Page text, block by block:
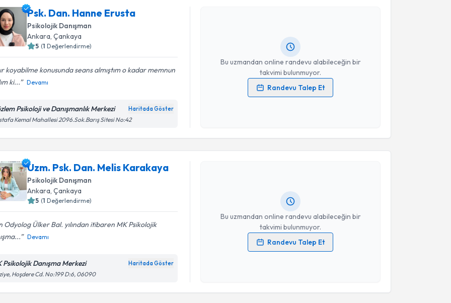
Psk. Dan. Hanne Erusta
Psikolojik Danışman
Ankara , Çankaya
5 (1 Değerlendirme)
koyabilme konusunda seans almıştım o kadar memnun
ki...
Devamı
Psikoloji ve Danışmanlık Merkezi Haritada Göster
Kemal Mahallesi 2096.Sok.Barış Sitesi No:42
Bu uzmandan online randevu alabileceğin bir
takvimi bulunmuyor.
Randevu Talep Et
Psk. Dan. Hanne Erusta
Kişisel verilerimin işlenmesine ilişkinAydınlatma Metni
Takvim Talebini Gönder
Uzm. Psk. Dan. Melis Karakaya
Psikolojik Danışman
Ankara , Çankaya
5 (1 Değerlendirme)
Odyolog Ülker Bal. yılından itibaren MK Psikolojik
Devamı
Psikolojik Danışma Merkezi Haritada Göster
Hoşdere Cd. No:199 D:6, 06090
Bu uzmandan online randevu alabileceğin bir
takvimi bulunmuyor.
Randevu Talep Et
Randevu Takvimi Talebi
Uzm. Psk. Dan. Melis Karakaya
Kişisel verilerimin işlenmesine ilişkinAydınlatma Metni